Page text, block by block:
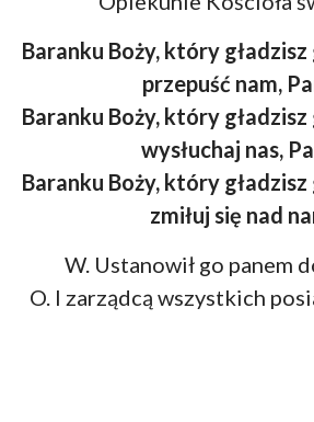
Baranku Boży, który
przepuść nam,
Baranku Boży, który
wysłuchaj nas,
Baranku Boży, który
zmiłuj się nad
W. Ustanowił go panem
O. I zarządcą wszystkich